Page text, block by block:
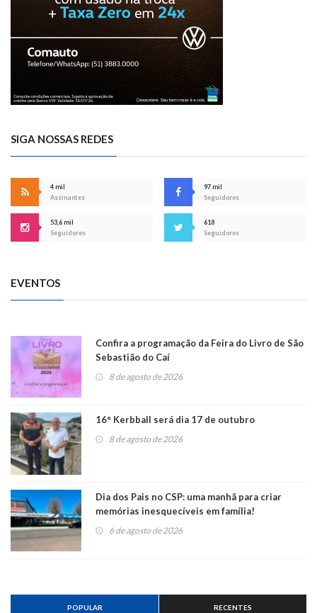
SIGA NOSSAS REDES
4 mil
Assinantes
97 mil
Seguidores
53,6 mil
Seguidores
618
Seguidores
EVENTOS
Confira a programação da Feira do Livro de São
Sebastião do Caí
8 de agosto de 2026
16° Kerbball será dia 17 de outubro
8 de agosto de 2026
Dia dos Pais no CSP: uma manhã para criar
memórias inesquecíveis em família!
6 de agosto de 2026
POPULAR RECENTES